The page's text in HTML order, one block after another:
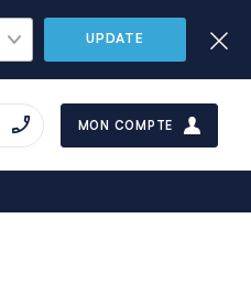
UPDATE
MON COMPTE